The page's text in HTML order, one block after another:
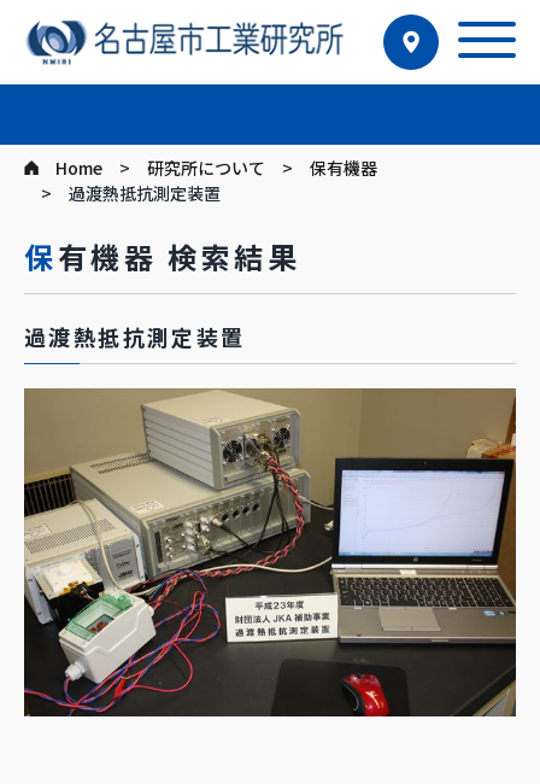
Home 研究所について
保有機器
過渡熱抵抗測定装置
保有機器 検索結果
過渡熱抵抗測定装置